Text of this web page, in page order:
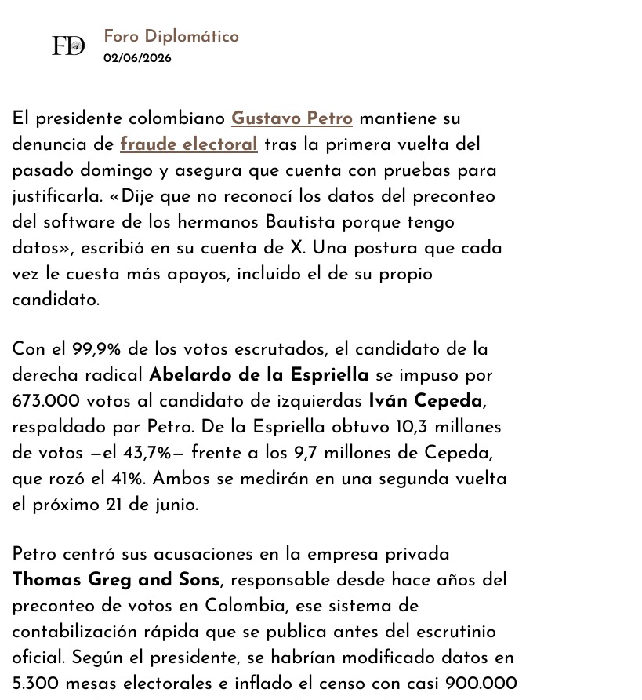
Foro Diplomático
02/06/2026
El presidente colombiano Gustavo Petro mantiene su
denuncia de fraude electoral tras la primera vuelta del
pasado domingo y asegura que cuenta con pruebas para
justificarla. «Dije que no reconocí los datos del preconteo
del software de los hermanos Bautista porque tengo
datos», escribió en su cuenta de X. Una postura que cada
vez le cuesta más apoyos, incluido el de su propio
candidato.
Con el 99,9% de los votos escrutados, el candidato de la
derecha radical Abelardo de la Espriella se impuso por
673.000 votos al candidato de izquierdas Iván Cepeda,
respaldado por Petro. De la Espriella obtuvo 10,3 millones
de votos —el 43,7%— frente a los 9,7 millones de Cepeda,
que rozó el 41%. Ambos se medirán en una segunda vuelta
el próximo 21 de junio.
Petro centró sus acusaciones en la empresa privada
Thomas Greg and Sons, responsable desde hace años del
preconteo de votos en Colombia, ese sistema de
contabilización rápida que se publica antes del escrutinio
oficial. Según el presidente, se habrían modificado datos en
5.300 mesas electorales e inflado el censo con casi 900.000